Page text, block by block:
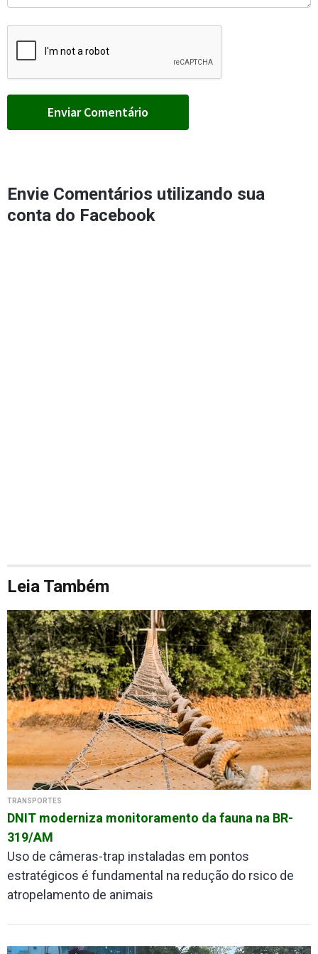
Envie Comentários utilizando sua
conta do Facebook
Leia Também
TRANSPORTES
DNIT moderniza monitoramento da fauna na BR-
319/AM
Uso de câmeras-trap instaladas em pontos
estratégicos é fundamental na redução do rsico de
atropelamento de animais